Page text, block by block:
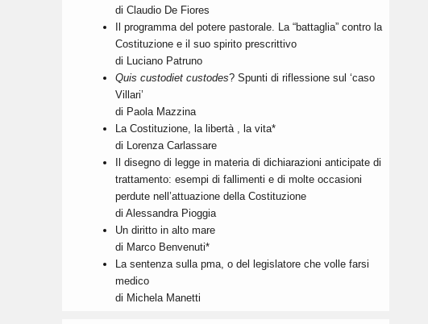
di Claudio De Fiores
Il programma del potere pastorale. La “battaglia” contro la
Costituzione e il suo spirito prescrittivo
di Luciano Patruno
Quis custodiet custodes? Spunti di riflessione sul ‘caso
Villari’
di Paola Mazzina
La Costituzione, la libertà , la vita*
di Lorenza Carlassare
Il disegno di legge in materia di dichiarazioni anticipate di
trattamento: esempi di fallimenti e di molte occasioni
perdute nell’attuazione della Costituzione
di Alessandra Pioggia
Un diritto in alto mare
di Marco Benvenuti*
La sentenza sulla pma, o del legislatore che volle farsi
medico
di Michela Manetti